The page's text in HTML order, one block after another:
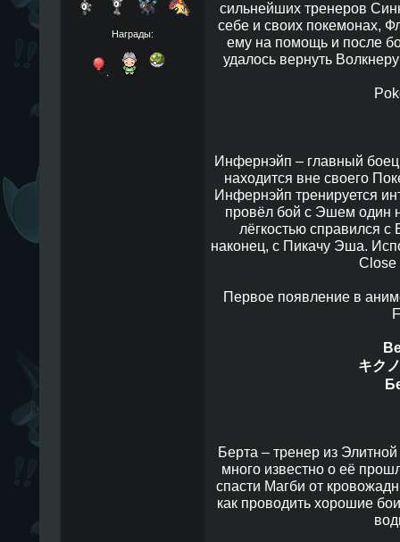
Награды:
сильнейших тренеров
себе и своих покемонах,
ему на помощь и после
удалось вернуть
Инфернэйп – главный
находится вне своего
Инфернэйп тренируется
провёл бой с Эшем один
лёгкостью справился
наконец, с Пикачу Эша.
Close
Первое появление в
キク
Берта – тренер из
много известно о её
спасти Магби от
как проводить хорошие